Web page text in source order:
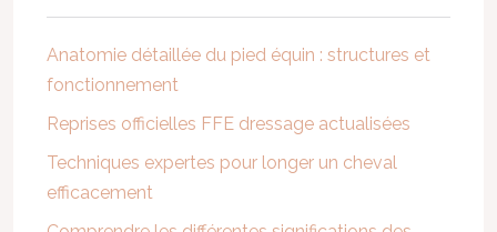
Anatomie détaillée du pied équin : structures et
fonctionnement
Reprises officielles FFE dressage actualisées
Techniques expertes pour longer un cheval
efficacement